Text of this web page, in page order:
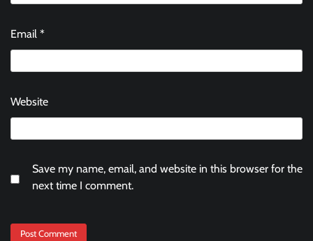
Email *
Website
Save my name, email, and website in this browser for the
next time I comment.